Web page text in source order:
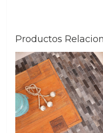
Productos